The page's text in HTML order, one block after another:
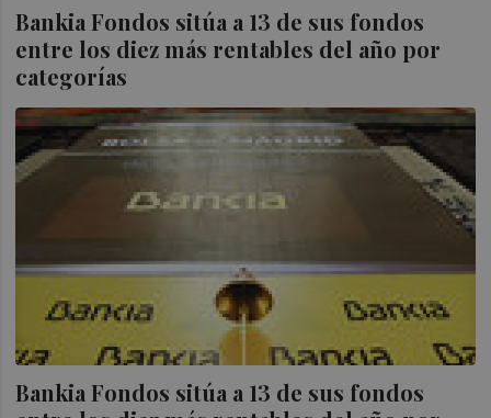
Bankia Fondos sitúa a 13 de sus fondos
entre los diez más rentables del año por
categorías
Bankia Fondos sitúa a 13 de sus fondos